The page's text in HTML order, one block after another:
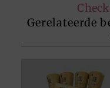
Gerelateerde